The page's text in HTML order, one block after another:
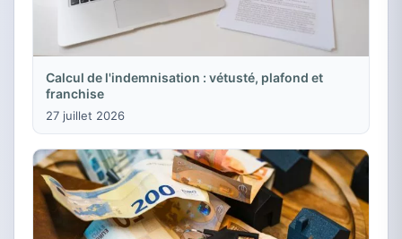
Calcul de l'indemnisation : vétusté, plafond et
franchise
27 juillet 2026